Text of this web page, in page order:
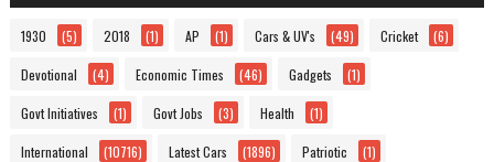
1930 (5) 2018 (1) AP (1) Cars & UV's (49) Cricket (6)
Devotional (4) Economic Times (46) Gadgets (1)
Govt Initiatives (1) Govt Jobs (3) Health (1)
International (10716) Latest Cars (1896) Patriotic (1)